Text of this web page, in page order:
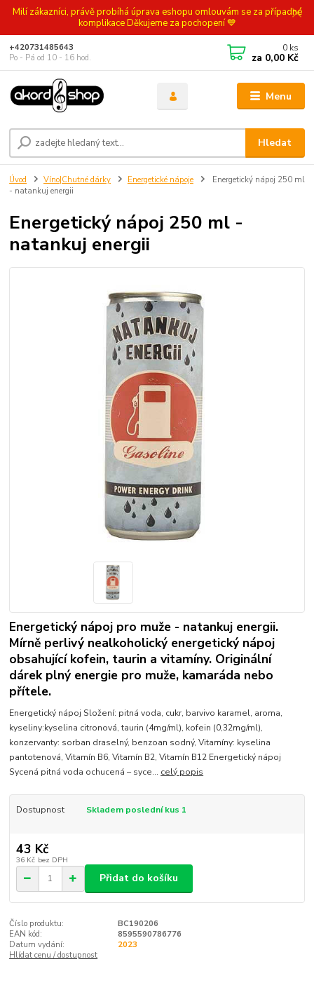
Milí zákazníci, právě probíhá úprava eshopu omlouvám se za případné
komplikace Děkujeme za pochopení 💙
Menu
Hledat
+420731485643
Po - Pá od 10 - 16 hod.
0 ks
za 0,00 Kč
Úvod Víno|Chutné dárky Energetické nápoje
Energetický nápoj 250 ml
- natankuj energii
Energetický nápoj 250 ml -
natankuj energii
Energetický nápoj pro muže - natankuj energii.
Mírně perlivý nealkoholický energetický nápoj
obsahující kofein, taurin a vitamíny. Originální
dárek plný energie pro muže, kamaráda nebo
přítele.
Energetický nápoj Složení: pitná voda, cukr, barvivo karamel, aroma,
kyseliny:kyselina citronová, taurin (4mg/ml), kofein (0,32mg/ml),
konzervanty: sorban draselný, benzoan sodný, Vitamíny: kyselina
pantotenová, Vitamín B6, Vitamín B2, Vitamín B12 Energetický nápoj
Sycená pitná voda ochucená – syce... celý popis
Dostupnost Skladem poslední kus 1
43 Kč
36 Kč bez DPH
Přidat do košíku
Číslo produktu:
BC190206
EAN kód:
8595590786776
Datum vydání:
2023
Hlídat cenu / dostupnost